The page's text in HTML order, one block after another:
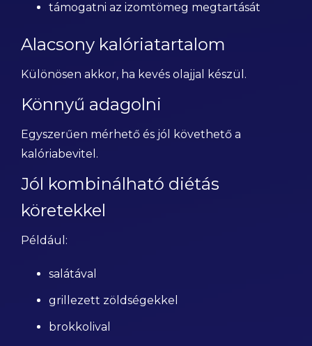
támogatni az izomtömeg megtartását
Alacsony kalóriatartalom
Különösen akkor, ha kevés olajjal készül.
Könnyű adagolni
Egyszerűen mérhető és jól követhető a
kalóriabevitel.
Jól kombinálható diétás
köretekkel
Például:
salátával
grillezett zöldségekkel
brokkolival